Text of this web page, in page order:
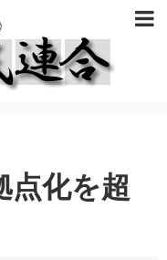
点化を超